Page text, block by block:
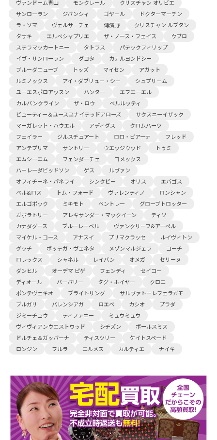
ヴァンドーム青山
モンクレール
クリスチャン オリビエ
サンローラン
ジバンシィ ゴヤール
ドクターマーチン
ラ・ソマ
ヴェルサーチェ 傳濱野
クリスチャン ルブタン
タサキ
エルベシャプリエ ザ・ノース・フェイス
ウブロ
ステラマッカートニー
タトラス
パテックフィリップ
イヴ・サンローラン
ダコタ
カナルヨンドシー
ブルーダニューブ
トッズ マイセン
アガット
ルミノックス
アイ・ダブリュー・シー
シュプリーム
ユーエスポロアッスン
ハンター
エフエーエル
カルバンクライン
ザ・ロウ
ベルルッティ
ビューティー＆ユースユナイテッドアローズ
サクスニーイザック
マーガレット・ハウエル
アディダス
クロムハーツ
フェイラー
ジルスチュアート ロロ・ピアーナ
フレッド
アンテプリマ
サントリー ウエッジウッド
トゥミ
エムシーエム
フェンダーチェ
コメックス
ハーレーダビッドソン
ゲス
ルヴァン
オフィチーネ・パネライ
シンクビー オリス
エバゴス
ベル&ロス
トム・フォード ヴァレンティノ
ロンシャン
エルゴポック
ミキモト ベントレー
グローブトロッター
ガボラトリー
アレキサンダー・マックイーン
ティソ
カナダグース
ブルーレーベル
ヴァンクリーフ&アーペル
マイケル・コース
アナスイ プリマクラッセ
ルイヴィトン
グッチ
ボッテガ・ヴェネタ メゾンマルジェラ
コーチ
ロレックス
シャネル レイバン オメガ
セリーヌ
ダンヒル
オーデマ ピゲ フェンディ
セイコー
ディオール
バーバリー タグ・ホイヤー
クロエ
ポンテヴェキオ
ブライトリング
サルヴァトーレフェラガモ
ブルガリ
バレンシアガ ロエベ カシオ
プラダ
ジミーチュウ
ティファニー
ミュウミュウ
ヴィヴィアンウエストウッド
シチズン
ポールスミス
ドルチェ＆ガッバーナ
ティスツリー
ケイトスペード
ロンジン
フルラ エルメス カルティエ ナイキ